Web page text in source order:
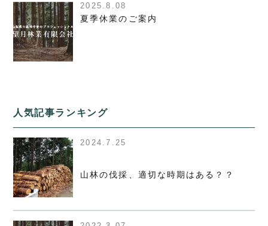
2025.8.08
夏季休業のご案内
人気記事ランキング
山林の伐採、適切な時期はある？？
2024.7.25